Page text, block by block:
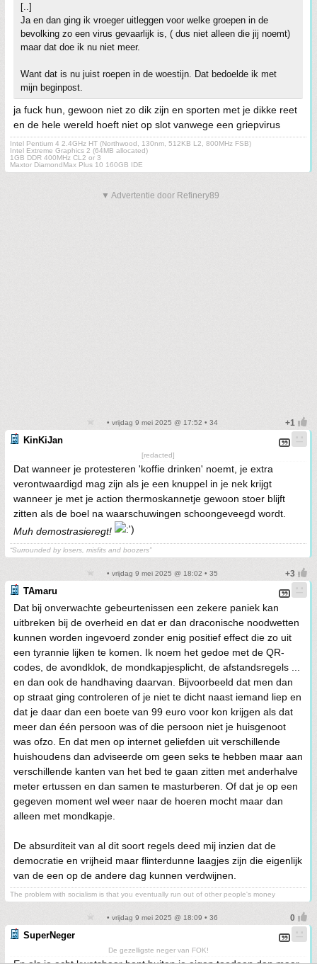
[..]
Ja en dan ging ik vroeger uitleggen voor welke groepen in de
bevolking zo een virus gevaarlijk is, ( dus niet alleen die jij noemt)
maar dat doe ik nu niet meer.
Want dat is nu juist roepen in de woestijn. Dat bedoelde ik met
mijn beginpost.
ja fuck hun, gewoon niet zo dik zijn en sporten met je dikke reet
en de hele wereld hoeft niet op slot vanwege een griepvirus
Intel Pentium 4 2.4GHz HT (Northwood, 130nm, 512KB L2, 800MHz FSB)
Intel Extreme Graphics 2 (64MB allocated)
1GB DDR 400MHz CL2 or 3
Maxtor DiamondMax Plus 10 160GB IDE
▼ Advertentie door Refinery89
• vrijdag 9 mei 2025 @ 17:52 • 34
KinKiJan
[redacted]
Dat wanneer je protesteren 'koffie drinken' noemt, je extra
verontwaardigd mag zijn als je een knuppel in je nek krijgt
wanneer je met je action thermoskannetje gewoon stoer blijft
zitten als de boel na waarschuwingen schoongeveegd wordt.
Muh demostrasieregt!
“Surrounded by losers, misfits and boozers”
• vrijdag 9 mei 2025 @ 18:02 • 35
TAmaru
Dat bij onverwachte gebeurtenissen een zekere paniek kan
uitbreken bij de overheid en dat er dan draconische noodwetten
kunnen worden ingevoerd zonder enig positief effect die zo uit
een tyrannie lijken te komen. Ik noem het gedoe met de QR-
codes, de avondklok, de mondkapjesplicht, de afstandsregels ...
en dan ook de handhaving daarvan. Bijvoorbeeld dat men dan
op straat ging controleren of je niet te dicht naast iemand liep en
dat je daar dan een boete van 99 euro voor kon krijgen als dat
meer dan één persoon was of die persoon niet je huisgenoot
was ofzo. En dat men op internet geliefden uit verschillende
huishoudens dan adviseerde om geen seks te hebben maar aan
verschillende kanten van het bed te gaan zitten met anderhalve
meter ertussen en dan samen te masturberen. Of dat je op een
gegeven moment wel weer naar de hoeren mocht maar dan
alleen met mondkapje.
De absurditeit van al dit soort regels deed mij inzien dat de
democratie en vrijheid maar flinterdunne laagjes zijn die eigenlijk
van de een op de andere dag kunnen verdwijnen.
The problem with socialism is that you eventually run out of other people's money
• vrijdag 9 mei 2025 @ 18:09 • 36
SuperNeger
De gezelligste neger van FOK!
En als je echt kwetsbaar bent buiten je eigen toedoen dan maar